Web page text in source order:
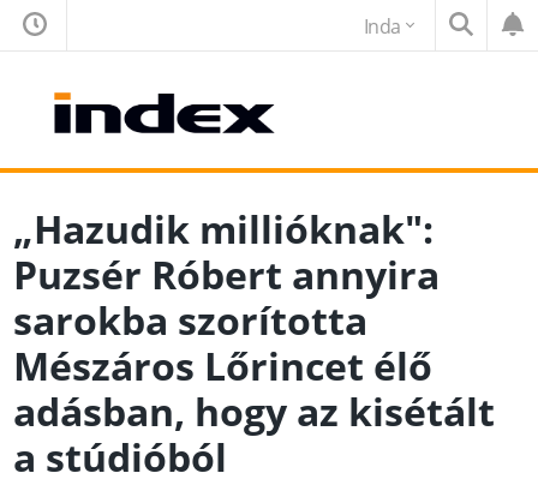
Inda
„Hazudik millióknak":
Puzsér Róbert annyira
sarokba szorította
Mészáros Lőrincet élő
adásban, hogy az kisétált
a stúdióból